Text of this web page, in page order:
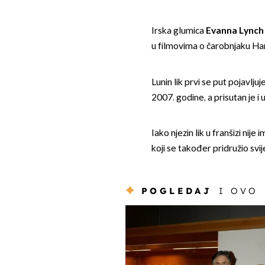
Irska glumica Evanna Lynch
u filmovima o čarobnjaku
Lunin lik prvi se put
2007. godine, a prisutan je i
Iako njezin lik u franšizi nije
koji se također pridružio
POGLEDAJ I OVO